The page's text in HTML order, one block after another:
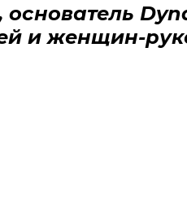
основатель
и женщин-